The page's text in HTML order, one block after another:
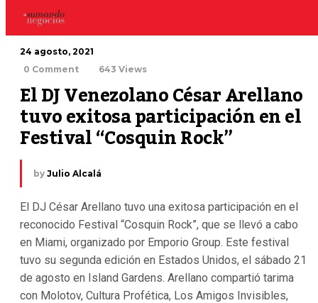
24 agosto, 2021
0 Comment
643 Views
El DJ Venezolano César Arellano
tuvo exitosa participación en el
Festival “Cosquin Rock”
by Julio Alcalá
El DJ César Arellano tuvo una exitosa participación en el
reconocido Festival “Cosquin Rock”, que se llevó a cabo
en Miami, organizado por Emporio Group. Este festival
tuvo su segunda edición en Estados Unidos, el sábado 21
de agosto en Island Gardens. Arellano compartió tarima
con Molotov, Cultura Profética, Los Amigos Invisibles,